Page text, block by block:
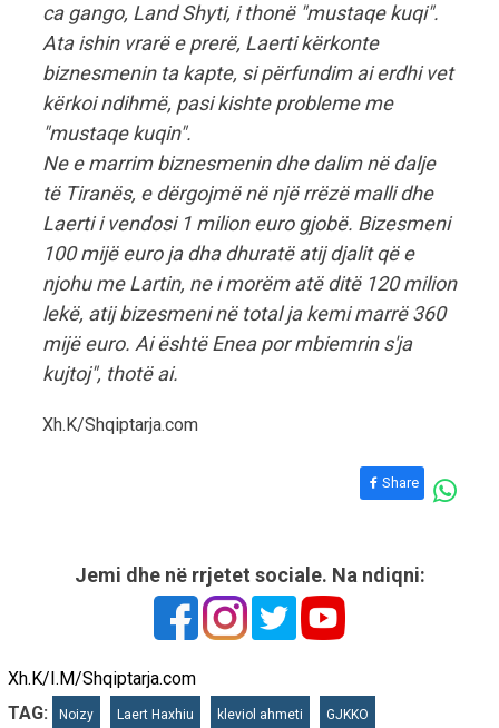
ca gango, Land Shyti, i thonë "mustaqe kuqi".
Ata ishin vrarë e prerë, Laerti kërkonte
biznesmenin ta kapte, si përfundim ai erdhi vet
kërkoi ndihmë, pasi kishte probleme me
"mustaqe kuqin".
Ne e marrim biznesmenin dhe dalim në dalje
të Tiranës, e dërgojmë në një rrëzë malli dhe
Laerti i vendosi 1 milion euro gjobë. Bizesmeni
100 mijë euro ja dha dhuratë atij djalit që e
njohu me Lartin, ne i morëm atë ditë 120 milion
lekë, atij bizesmeni në total ja kemi marrë 360
mijë euro. Ai është Enea por mbiemrin s'ja
kujtoj", thotë ai.
Xh.K/Shqiptarja.com
Share
Jemi dhe në rrjetet sociale. Na ndiqni:
Xh.K/I.M/Shqiptarja.com
TAG:
Noizy Laert Haxhiu kleviol ahmeti GJKKO